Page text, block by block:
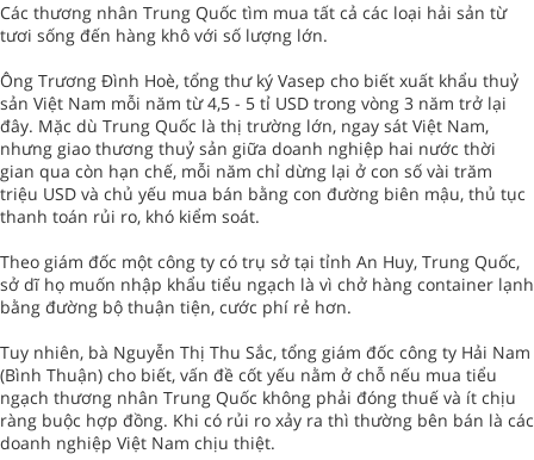
Các thương nhân Trung Quốc tìm mua tất cả các loại hải sản từ
tươi sống đến hàng khô với số lượng lớn.
Ông Trương Đình Hoè, tổng thư ký Vasep cho biết xuất khẩu thuỷ
sản Việt Nam mỗi năm từ 4,5 - 5 tỉ USD trong vòng 3 năm trở lại
đây. Mặc dù Trung Quốc là thị trường lớn, ngay sát Việt Nam,
nhưng giao thương thuỷ sản giữa doanh nghiệp hai nước thời
gian qua còn hạn chế, mỗi năm chỉ dừng lại ở con số vài trăm
triệu USD và chủ yếu mua bán bằng con đường biên mậu, thủ tục
thanh toán rủi ro, khó kiểm soát.
Theo giám đốc một công ty có trụ sở tại tỉnh An Huy, Trung Quốc,
sở dĩ họ muốn nhập khẩu tiểu ngạch là vì chở hàng container lạnh
bằng đường bộ thuận tiện, cước phí rẻ hơn.
Tuy nhiên, bà Nguyễn Thị Thu Sắc, tổng giám đốc công ty Hải Nam
(Bình Thuận) cho biết, vấn đề cốt yếu nằm ở chỗ nếu mua tiểu
ngạch thương nhân Trung Quốc không phải đóng thuế và ít chịu
ràng buộc hợp đồng. Khi có rủi ro xảy ra thì thường bên bán là các
doanh nghiệp Việt Nam chịu thiệt.